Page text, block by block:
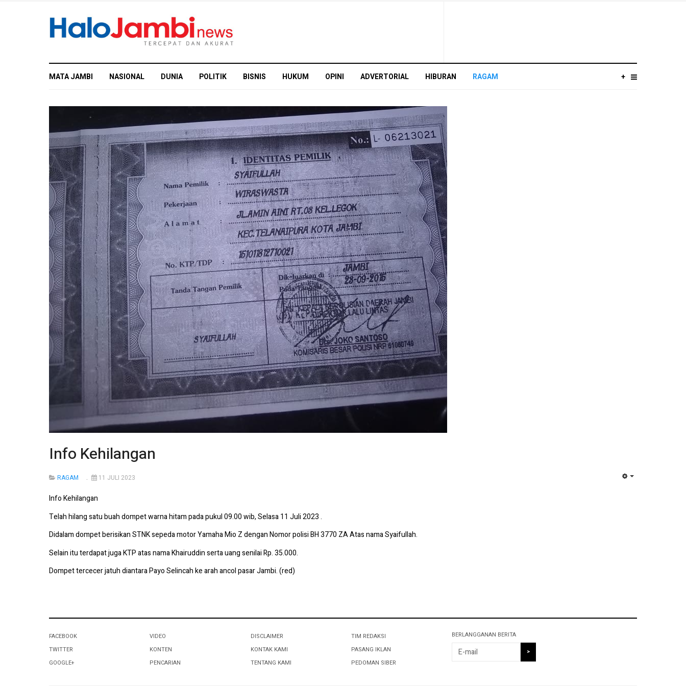
MATA JAMBI NASIONAL DUNIA POLITIK BISNIS HUKUM OPINI ADVERTORIAL HIBURAN RAGAM +
Info Kehilangan
RAGAM 11 JULI 2023
Info Kehilangan
Telah hilang satu buah dompet warna hitam pada pukul 09.00 wib, Selasa 11 Juli 2023 .
Didalam dompet berisikan STNK sepeda motor Yamaha Mio Z dengan Nomor polisi BH 3770 ZA Atas nama Syaifullah.
Selain itu terdapat juga KTP atas nama Khairuddin serta uang senilai Rp. 35.000.
Dompet tercecer jatuh diantara Payo Selincah ke arah ancol pasar Jambi. (red)
FACEBOOK
TWITTER
GOOGLE+
VIDEO
KONTEN
PENCARIAN
DISCLAIMER
KONTAK KAMI
TENTANG KAMI
TIM REDAKSI
PASANG IKLAN
PEDOMAN SIBER
BERLANGGANAN BERITA